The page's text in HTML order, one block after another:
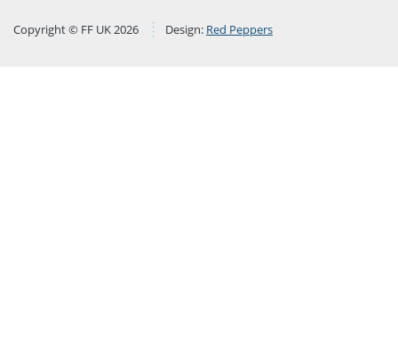
Copyright © FF UK 2026 Design: Red Peppers